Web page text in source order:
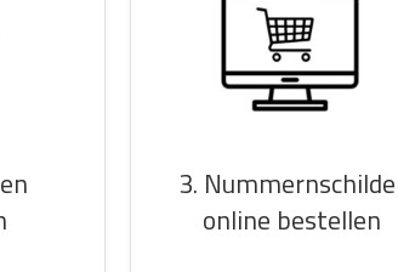
3.
online bestellen